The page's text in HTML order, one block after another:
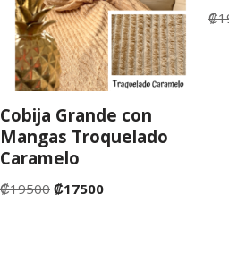
Cobija Grande con
Mangas Troquelado
Caramelo
₡19500 ₡17500
₡